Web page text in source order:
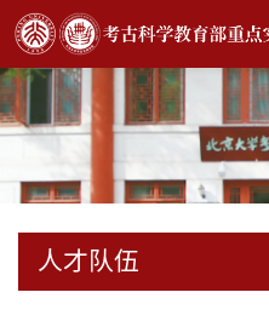
人才队伍